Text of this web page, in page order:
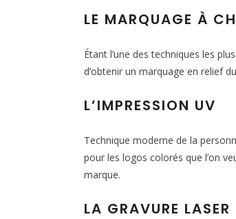
LE MARQUAGE À
Étant l’une des techniques les
d’obtenir un marquage en relief
L’IMPRESSION UV
Technique moderne de la
pour les logos colorés que l’on
marque.
LA GRAVURE LASER